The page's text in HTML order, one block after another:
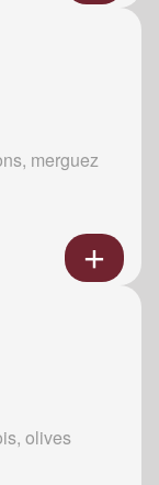
merguez
olives